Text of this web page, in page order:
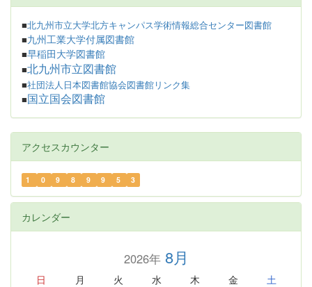
■北九州市立大学北方キャンパス学術情報総合センター図書館
■九州工業大学付属図書館
■早稲田大学図書館
■北九州市立図書館
■社団法人日本図書館協会図書館リンク集
■ 国立国会図書館
アクセスカウンター
1 0 9 8 9 9 5 3
カレンダー
2026年8月
日 月 火 水 木 金 土